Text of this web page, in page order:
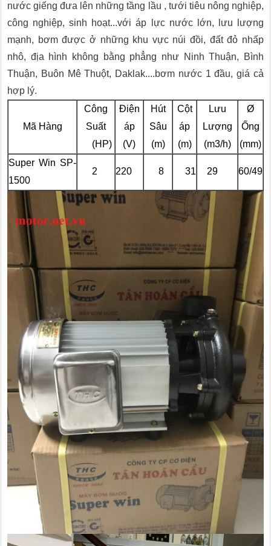
nước giếng đưa lên những tầng lầu , tưới tiêu nông nghiệp,
công nghiệp, sinh hoạt...với áp lực nước lớn, lưu lượng
mạnh, bơm được ở những khu vực núi đồi, đất đỏ nhấp
nhô, địa hình không bằng phẳng như Ninh Thuận, Bình
Thuận, Buôn Mê Thuột, Daklak....bơm nước 1 đầu, giá cả
hợp lý.
Mã Hàng
Công
Suất
(HP)
Điện
áp
(V)
Hút
Sâu
(m)
Cột
áp
(m)
Lưu
Lượng
(m3/h)
Ø
Ống
(mm)
Super Win SP-
1500
2 220 8 31 29 60/49